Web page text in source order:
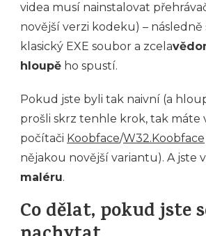
videa musí nainstalovat
novější verzi kodeku) – následně
klasický EXE soubor a zcela
hloupě ho spustí.
Pokud jste byli tak naivní (a
prošli skrz tenhle krok, tak máte
počítači Koobface/W32.Koobface
nějakou novější variantu). A jste
maléru.
Co dělat, pokud jste